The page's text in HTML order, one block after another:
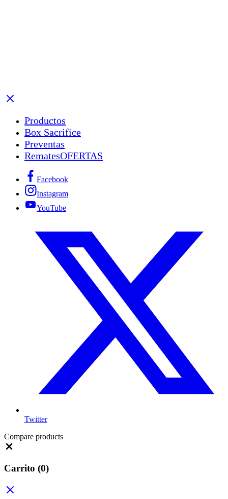
Productos
Box Sacrifice
Preventas
RematesOFERTAS
Facebook
Instagram
YouTube
Twitter
Compare products
Carrito (0)